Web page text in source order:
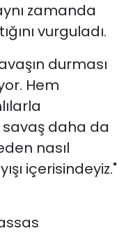
zamanda
vurguladı.
durması
Hem
savaş daha da
nasıl
içerisindeyiz."